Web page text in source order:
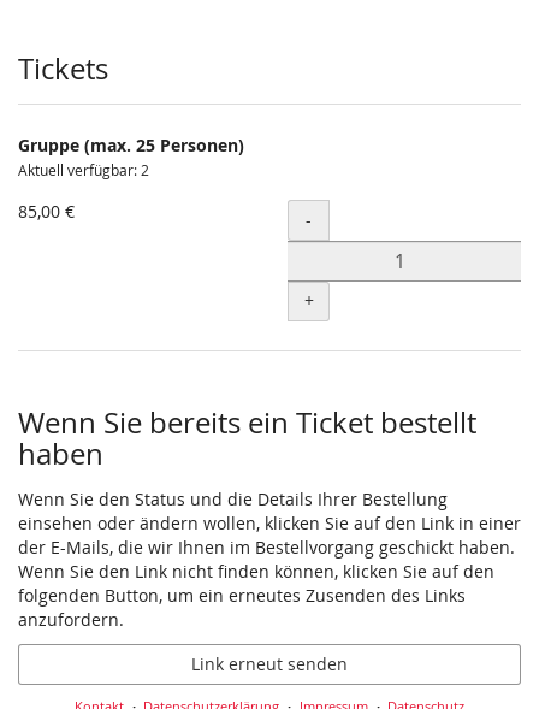
Produkte
Tickets
Gruppe (max. 25 Personen)
Aktuell verfügbar: 2
85,00 € Menge
-
+
Wenn Sie bereits ein Ticket bestellt
haben
Wenn Sie den Status und die Details Ihrer Bestellung
einsehen oder ändern wollen, klicken Sie auf den Link in einer
der E-Mails, die wir Ihnen im Bestellvorgang geschickt haben.
Wenn Sie den Link nicht finden können, klicken Sie auf den
folgenden Button, um ein erneutes Zusenden des Links
anzufordern.
Link erneut senden